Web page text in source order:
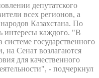
депутатского
всех регионов, а
Казахстана. По
интересы каждого. "В
государственного
на Сенат возлагаются
для качественного
- подчеркнул